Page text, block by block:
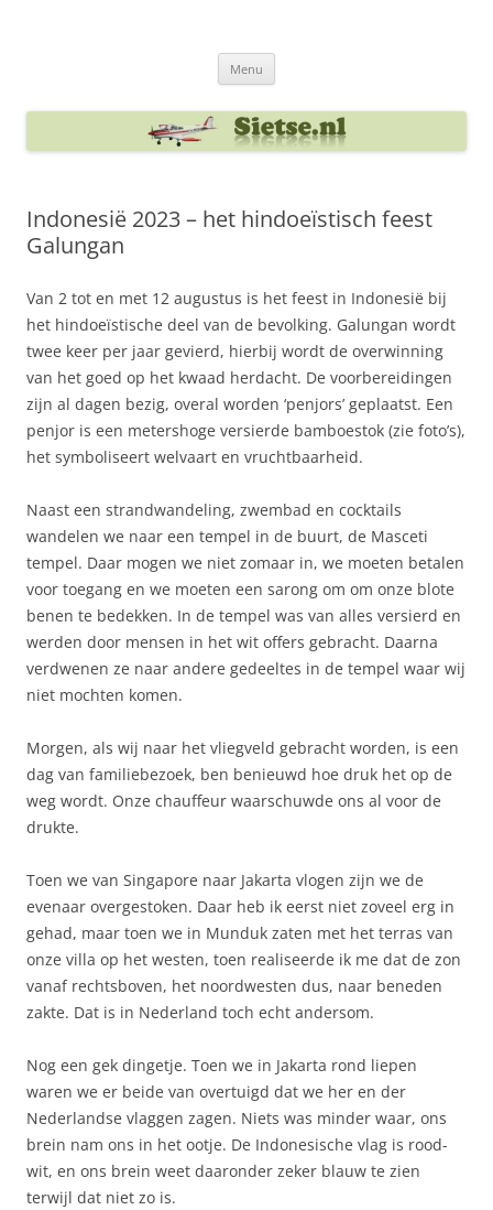
Menu
Indonesië 2023 – het hindoeïstisch feest
Galungan
Van 2 tot en met 12 augustus is het feest in Indonesië bij
het hindoeïstische deel van de bevolking. Galungan wordt
twee keer per jaar gevierd, hierbij wordt de overwinning
van het goed op het kwaad herdacht. De voorbereidingen
zijn al dagen bezig, overal worden ‘penjors’ geplaatst. Een
penjor is een metershoge versierde bamboestok (zie foto’s),
het symboliseert welvaart en vruchtbaarheid.
Naast een strandwandeling, zwembad en cocktails
wandelen we naar een tempel in de buurt, de Masceti
tempel. Daar mogen we niet zomaar in, we moeten betalen
voor toegang en we moeten een sarong om om onze blote
benen te bedekken. In de tempel was van alles versierd en
werden door mensen in het wit offers gebracht. Daarna
verdwenen ze naar andere gedeeltes in de tempel waar wij
niet mochten komen.
Morgen, als wij naar het vliegveld gebracht worden, is een
dag van familiebezoek, ben benieuwd hoe druk het op de
weg wordt. Onze chauffeur waarschuwde ons al voor de
drukte.
Toen we van Singapore naar Jakarta vlogen zijn we de
evenaar overgestoken. Daar heb ik eerst niet zoveel erg in
gehad, maar toen we in Munduk zaten met het terras van
onze villa op het westen, toen realiseerde ik me dat de zon
vanaf rechtsboven, het noordwesten dus, naar beneden
zakte. Dat is in Nederland toch echt andersom.
Nog een gek dingetje. Toen we in Jakarta rond liepen
waren we er beide van overtuigd dat we her en der
Nederlandse vlaggen zagen. Niets was minder waar, ons
brein nam ons in het ootje. De Indonesische vlag is rood-
wit, en ons brein weet daaronder zeker blauw te zien
terwijl dat niet zo is.